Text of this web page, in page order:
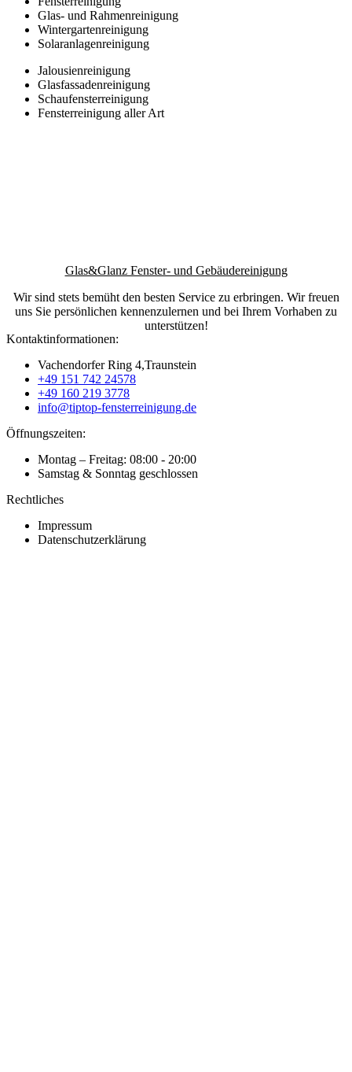
Glas- und Rahmenreinigung
Wintergartenreinigung
Solaranlagenreinigung
Jalousienreinigung
Glasfassadenreinigung
Schaufensterreinigung
Fensterreinigung aller Art
Glas&Glanz Fenster- und Gebäudereinigung
Wir sind stets bemüht den besten Service zu erbringen. Wir freuen
uns Sie persönlichen kennenzulernen und bei Ihrem Vorhaben zu
unterstützen!
Kontaktinformationen:
Vachendorfer Ring 4,Traunstein
+49 151 742 24578
+49 160 219 3778
info@tiptop-fensterreinigung.de
Öffnungszeiten:
Montag – Freitag: 08:00 - 20:00
Samstag & Sonntag geschlossen
Rechtliches
Impressum
Datenschutzerklärung